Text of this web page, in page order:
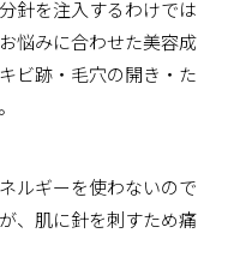
針を注入するわけでは
悩みに合わせた美容成
ビ跡・毛穴の開き・た
ルギーを使わないので
、肌に針を刺すため痛